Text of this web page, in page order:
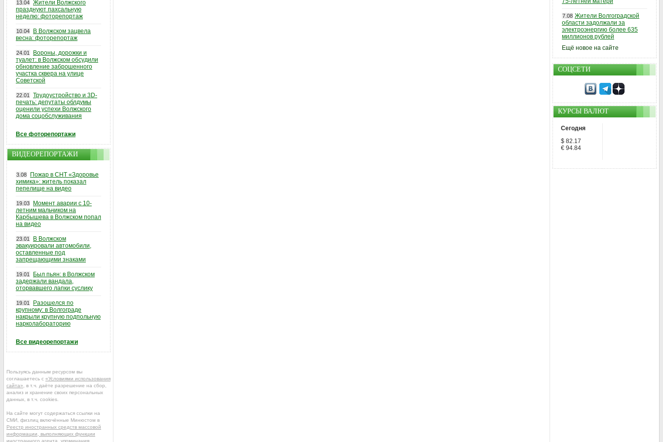
13.04 Жители Волжского
празднуют пахсальную
неделю: фоторепортаж
10.04
В Волжском зацвела
весна: фоторепортаж
24.01
Вороны, дорожки и
туалет: в Волжском обсудили
обновление заброшенного
участка сквера на улице
Советской
22.01
Трудоустройство и 3D-
печать: депутаты облдумы
оценили успехи Волжского
дома соцобслуживания
Все фоторепортажи
ВИДЕОРЕПОРТАЖИ
3.08
Пожар в СНТ «Здоровье
химика»: житель показал
пепелище на видео
19.03
Момент аварии с 10-
летним мальчиком на
Карбышева в Волжском попал
на видео
23.01
В Волжском
эвакуировали автомобили,
оставленные под
запрещающими знаками
19.01
Был пьян: в Волжском
задержали вандала,
оторвавшего лапки суслику
19.01
Разошелся по
крупному: в Волгограде
накрыли крупную подпольную
нарколабораторию
Все видеорепортажи
Пользуясь данным ресурсом вы
соглашаетесь с «Условиями использования
сайта» , в т.ч. даёте разрешение на сбор,
анализ и хранение своих персональных
данных, в т.ч. cookies.
На сайте могут содержаться ссылки на
СМИ, физлиц включённые Минюстом в
Реестр иностранных средств массовой
информации, выполняющих функции
иностранного агента , упоминания
7.08 Жители Волгоградской
области задолжали за
электроэнергию более 635
миллионов рублей
Ещё новое на сайте
СОЦСЕТИ
КУРСЫ ВАЛЮТ
Сегодня
$ 82.17
€ 94.84